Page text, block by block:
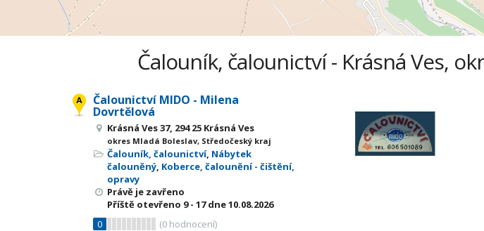
Čalouník, čalounictví - Krásná Ves,
Čalounictví MIDO - Milena
Dovrtělová
Krásná Ves 37, 294 25 Krásná Ves
okres Mladá Boleslav, Středočeský kraj
Čalouník, čalounictví, Nábytek
čalouněný, Koberce, čalounění - čištění,
opravy
Právě je zavřeno
Příště otevřeno 9 - 17dne 10.08.2026
0
(0 hodnocení)